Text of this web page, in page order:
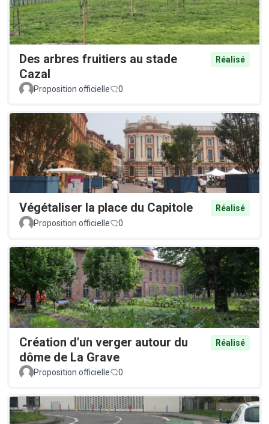
Des arbres fruitiers au stade
Cazal
Réalisé
Proposition officielle 0
Végétaliser la place du Capitole
Réalisé
Proposition officielle
0
Création d'un verger autour du
dôme de La Grave
Réalisé
Proposition officielle 0